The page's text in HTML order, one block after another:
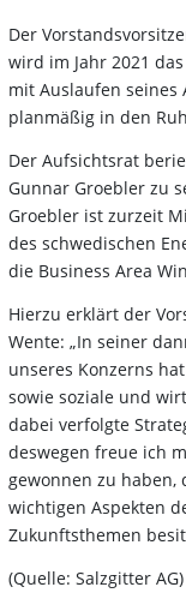
Der
wird im Jahr 2021
mit Auslaufen seines
planmäßig in den
Der Aufsichtsrat
Gunnar Groebler zu
Groebler ist zurzeit
des schwedischen
die Business Area
Hierzu erklärt der
Wente: „In seiner
unseres Konzerns
sowie soziale und
dabei verfolgte
deswegen freue ich
gewonnen zu haben,
wichtigen Aspekten
Zukunftsthemen
(Quelle: Salzgitter AG)